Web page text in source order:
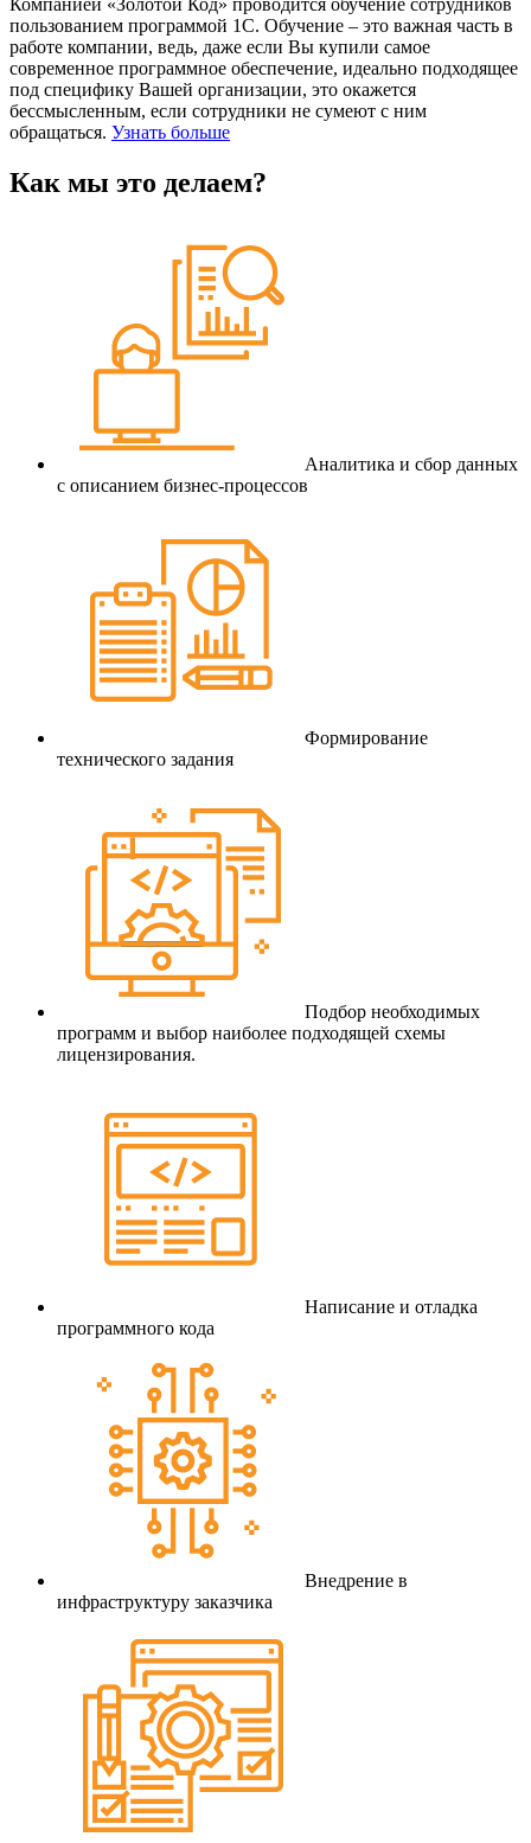
Компанией «Золотой Код» проводится обучение сотрудников
пользованием программой 1С. Обучение – это важная часть в
работе компании, ведь, даже если Вы купили самое
современное программное обеспечение, идеально подходящее
под специфику Вашей организации, это окажется
бессмысленным, если сотрудники не сумеют с ним
обращаться. Узнать больше
Как мы это делаем?
Аналитика и сбор данных
с описанием бизнес-процессов
Формирование
технического задания
Подбор необходимых
программ и выбор наиболее подходящей схемы
лицензирования.
Написание и отладка
программного кода
Внедрение в
инфраструктуру заказчика